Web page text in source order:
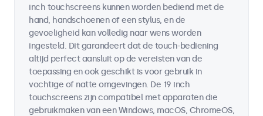
inch touchscreens kunnen worden bediend met de
hand, handschoenen of een stylus, en de
gevoeligheid kan volledig naar wens worden
ingesteld. Dit garandeert dat de touch-bediening
altijd perfect aansluit op de vereisten van de
toepassing en ook geschikt is voor gebruik in
vochtige of natte omgevingen. De 19 inch
touchscreens zijn compatibel met apparaten die
gebruikmaken van een Windows, macOS, ChromeOS,